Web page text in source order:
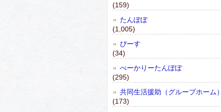
(159)
たんぽぽ
(1,005)
ぴーす
(34)
べーかりーたんぽぽ
(295)
共同生活援助（グループホーム
(173)